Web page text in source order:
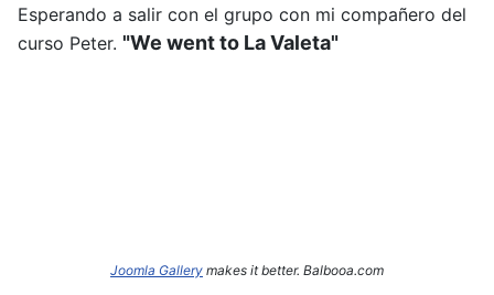
Esperando a salir con el grupo con mi compañero del
curso Peter. "We went to La Valeta"
Joomla Gallery makes it better. Balbooa.com